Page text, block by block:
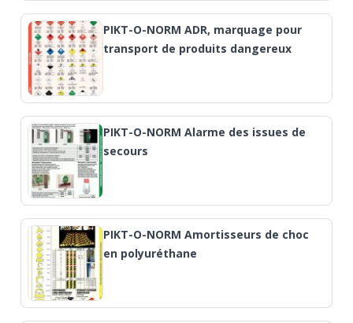
PIKT-O-NORM ADR, marquage pour
transport de produits dangereux
PIKT-O-NORM Alarme des issues de
secours
PIKT-O-NORM Amortisseurs de choc
en polyuréthane